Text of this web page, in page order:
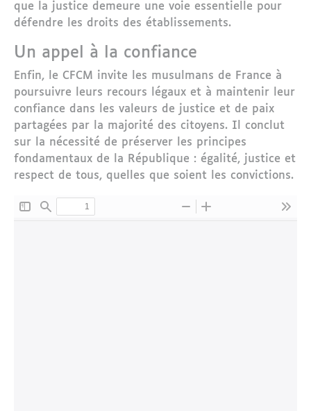
que la justice demeure une voie essentielle pour
défendre les droits des établissements.
Un appel à la confiance
Enfin, le CFCM invite les musulmans de France à
poursuivre leurs recours légaux et à maintenir leur
confiance dans les valeurs de justice et de paix
partagées par la majorité des citoyens. Il conclut
sur la nécessité de préserver les principes
fondamentaux de la République : égalité, justice et
respect de tous, quelles que soient les convictions.